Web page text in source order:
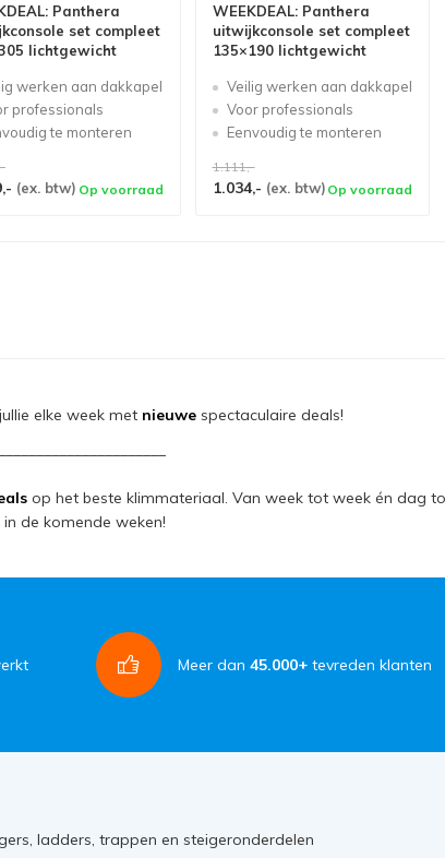
Panthera
set compleet
lichtgewicht
werken aan dakkapel
professionals
te monteren
(ex. btw) Op voorraad
WEEKDEAL: Panthera
uitwijkconsole set compleet
135×190 lichtgewicht
Veilig werken aan dakkapel
Voor professionals
Eenvoudig te monteren
1.111,-
1.034,- (ex. btw) Op voorraad
elke week met nieuwe spectaculaire deals!
op het beste klimmateriaal. Van week tot week én dag
in de komende weken!
Meer dan 45.000+ tevreden klanten
ladders, trappen en steigeronderdelen